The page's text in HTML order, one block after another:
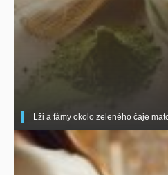
Lži a fámy okolo zeleného čaje